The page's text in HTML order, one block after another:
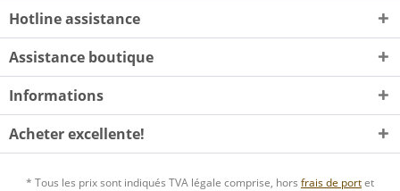
Hotline assistance
Assistance boutique
Informations
Acheter excellente!
* Tous les prix sont indiqués TVA légale comprise, hors frais de portet